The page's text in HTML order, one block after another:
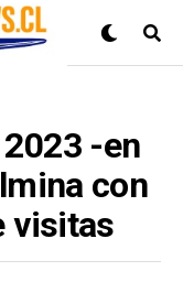
-en
con
visitas